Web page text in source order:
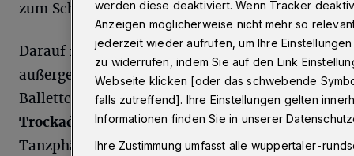
zum Schwärmen bringt.
Darauf folgt vom 16. bis 21. Juli die
außergewöhnlichste und witzigste
Ballettcompagnie der Welt –„LesBallets
Trockaderode Monte Carlo“. Das umjubelte
Tanzphänomen feiert dieses Jahr sein 50-
werden diese deaktiviert. Wenn Tracker
Anzeigen möglicherweise nicht mehr so
jederzeit wieder aufrufen, um Ihre
zu widerrufen, indem Sie auf den Link
Webseite klicken [oder das schwebende
falls zutreffend]. Ihre Einstellungen gelten
Informationen finden Sie in unserer
Ihre Zustimmung umfasst alle wuppertaler-